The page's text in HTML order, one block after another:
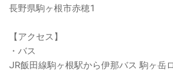
長野県駒ヶ根市赤穂1
【アクセス】
・バス
JR飯田線駒ヶ根駅から伊那バス 駒ヶ岳